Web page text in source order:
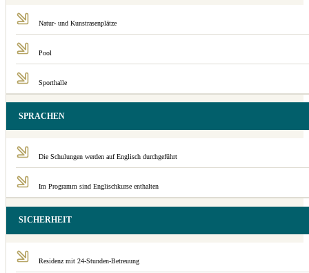
Natur- und Kunstrasenplätze
Pool
Sporthalle
SPRACHEN
Die Schulungen werden auf Englisch durchgeführt
Im Programm sind Englischkurse enthalten
SICHERHEIT
Residenz mit 24-Stunden-Betreuung